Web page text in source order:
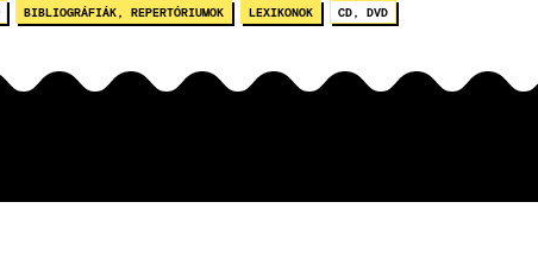
BIBLIOGRÁFIÁK, REPERTÓRIUMOK LEXIKONOK CD, DVD